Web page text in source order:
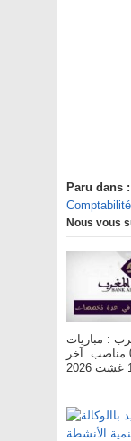
Paru dans :
Comptabilité
Nous vous
: مباريات
لتوظيف 08 مناصب. آخر